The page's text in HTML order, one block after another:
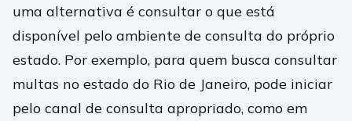
uma alternativa é consultar o que está
disponível pelo ambiente de consulta do próprio
estado. Por exemplo, para quem busca consultar
multas no estado do Rio de Janeiro, pode iniciar
pelo canal de consulta apropriado, como em